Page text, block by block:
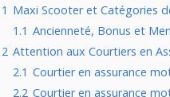
1 Maxi Scooter et Catégories
1.1 Ancienneté, Bonus et
2 Attention aux Courtiers en
2.1 Courtier en assurance
2.2 Courtier en assurance